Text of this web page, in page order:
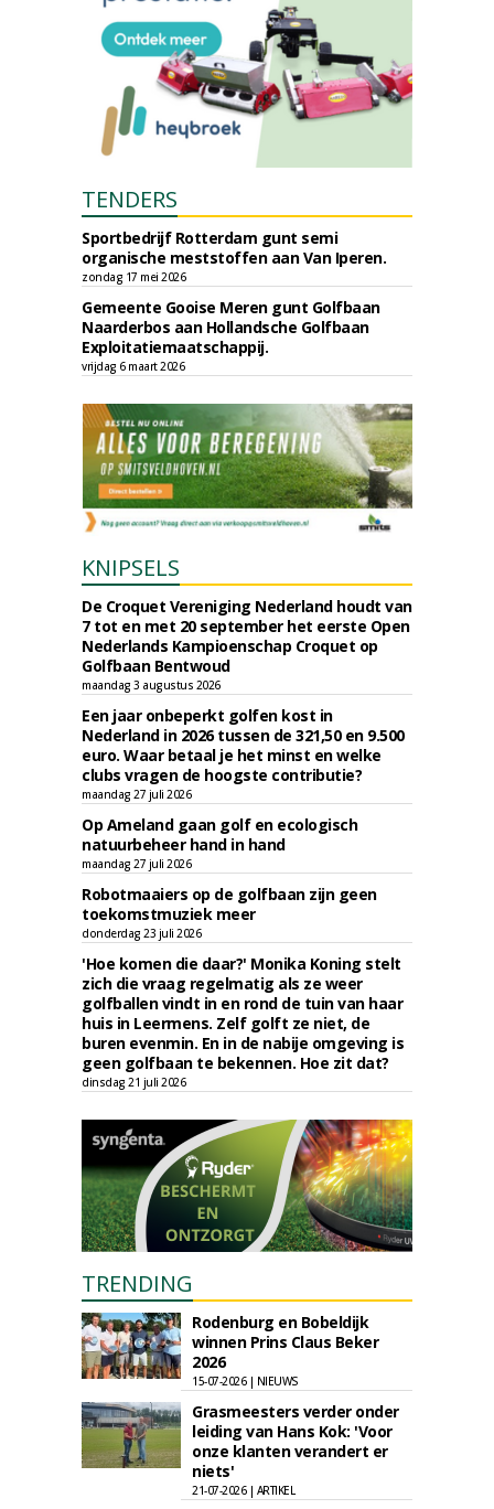
TENDERS
Sportbedrijf Rotterdam gunt semi
organische meststoffen aan Van Iperen.
zondag 17 mei 2026
Gemeente Gooise Meren gunt Golfbaan
Naarderbos aan Hollandsche Golfbaan
Exploitatiemaatschappij.
vrijdag 6 maart 2026
KNIPSELS
De Croquet Vereniging Nederland houdt van
7 tot en met 20 september het eerste Open
Nederlands Kampioenschap Croquet op
Golfbaan Bentwoud
maandag 3 augustus 2026
Een jaar onbeperkt golfen kost in
Nederland in 2026 tussen de 321,50 en 9.500
euro. Waar betaal je het minst en welke
clubs vragen de hoogste contributie?
maandag 27 juli 2026
Op Ameland gaan golf en ecologisch
natuurbeheer hand in hand
maandag 27 juli 2026
Robotmaaiers op de golfbaan zijn geen
toekomstmuziek meer
donderdag 23 juli 2026
'Hoe komen die daar?' Monika Koning stelt
zich die vraag regelmatig als ze weer
golfballen vindt in en rond de tuin van haar
huis in Leermens. Zelf golft ze niet, de
buren evenmin. En in de nabije omgeving is
geen golfbaan te bekennen. Hoe zit dat?
dinsdag 21 juli 2026
TRENDING
Rodenburg en Bobeldijk
winnen Prins Claus Beker
2026
15-07-2026 | NIEUWS
Grasmeesters verder onder
leiding van Hans Kok: 'Voor
onze klanten verandert er
niets'
21-07-2026 | ARTIKEL